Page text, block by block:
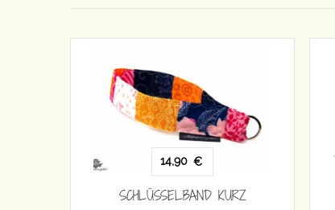
14,90 €
SCHLÜSSELBAND KURZ